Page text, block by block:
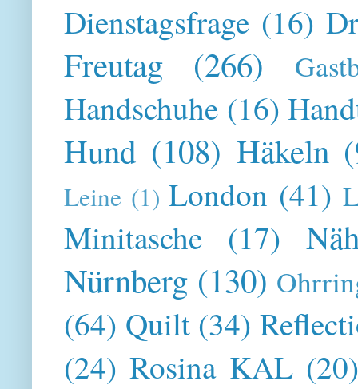
Dienstagsfrage (16)
Freutag (266)
Handschuhe (16)
Hund (108) Häkeln
Leine (1) London (41)
Minitasche (17)
Nürnberg (130)
(64) Quilt (34)
(24) Rosina KAL